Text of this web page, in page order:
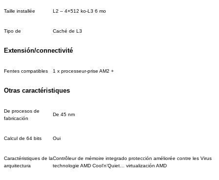
Taille installée L2 – 4×512 ko-L3 6 mo
Tipo de Caché de L3
Extensión/connectivité
Fentes compatibles 1 x processeur-prise AM2 +
Otras caractéristiques
De procesos de
fabricación
De 45 nm
Calcul de 64 bits Oui
Caractéristiques de la
arquitectura
Contrôleur de mémoire integrado protección améliorée contre les Virus
technologie AMD Cool’n’Quiet… virtualización AMD